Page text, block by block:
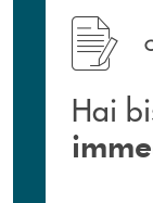
Barlassina.
Hai
Hai